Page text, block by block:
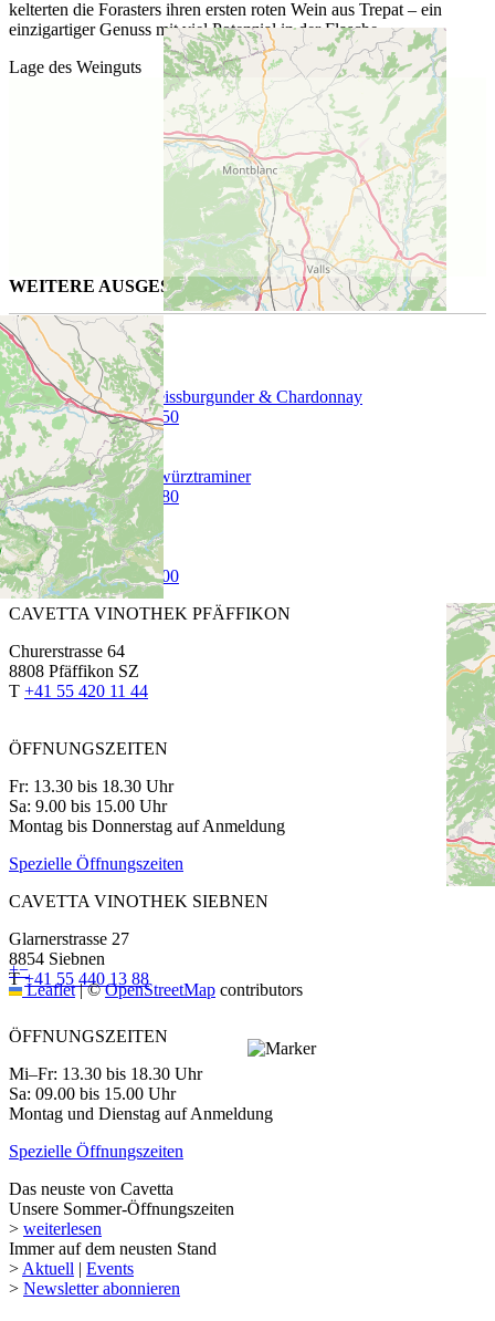
kelterten die Forasters ihren ersten roten Wein aus Trepat – ein
einzigartiger Genuss mit viel Potenzial in der Flasche.
Lage des Weinguts
+−
Leaflet |©OpenStreetMap contributors
WEITERE AUSGESUCHTE WEINE FÜR SIE
Oberrotweil Weissburgunder & Chardonnay
75 cl | CHF 21.50
Pfersigberg Gewürztraminer
75 cl | CHF 26.80
Raut
75 cl | CHF 58.00
CAVETTA VINOTHEK PFÄFFIKON
Churerstrasse 64
8808 Pfäffikon SZ
T +41 55 420 11 44
ÖFFNUNGSZEITEN
Fr: 13.30 bis 18.30 Uhr
Sa: 9.00 bis 15.00 Uhr
Montag bis Donnerstag auf Anmeldung
Spezielle Öffnungszeiten
CAVETTA VINOTHEK SIEBNEN
Glarnerstrasse 27
8854 Siebnen
T+41 55 440 13 88
ÖFFNUNGSZEITEN
Mi–Fr: 13.30 bis 18.30 Uhr
Sa: 09.00 bis 15.00 Uhr
Montag und Dienstag auf Anmeldung
Spezielle Öffnungszeiten
Das neuste von Cavetta
Unsere Sommer-Öffnungszeiten
> weiterlesen
Immer auf dem neusten Stand
> Aktuell | Events
> Newsletter abonnieren